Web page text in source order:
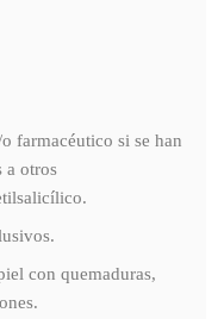
farmacéutico si se han
a otros
con quemaduras,